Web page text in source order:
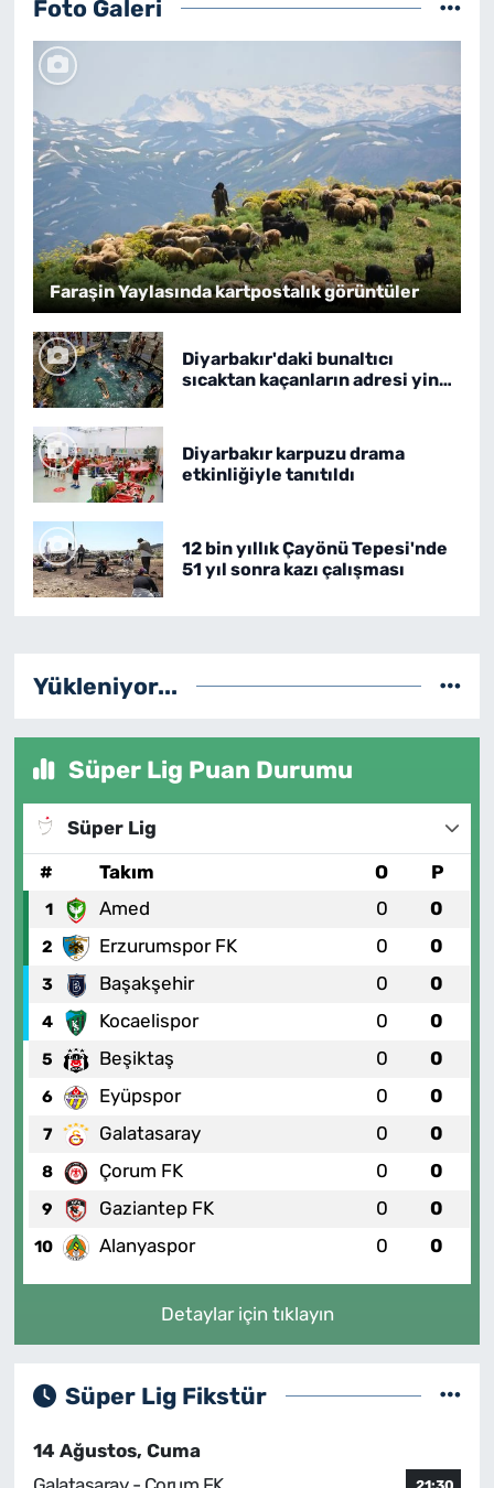
Foto Galeri
Faraşin Yaylasında kartpostalık görüntüler
Diyarbakır'daki bunaltıcı
sıcaktan kaçanların adresi yine
Diyarbakır karpuzu drama
etkinliğiyle tanıtıldı
12 bin yıllık Çayönü Tepesi'nde
51 yıl sonra kazı çalışması
Yükleniyor...
Süper Lig Puan Durumu
Süper Lig
#
Takım O P
1 Amed 0 0
2 Erzurumspor FK 0 0
3 Başakşehir 0 0
4 Kocaelispor 0 0
5 Beşiktaş 0 0
6 Eyüpspor 0 0
7 Galatasaray 0 0
8 Çorum FK 0 0
9 Gaziantep FK 0 0
10 Alanyaspor 0 0
Detaylar için tıklayın
Süper Lig Fikstür
14 Ağustos, Cuma